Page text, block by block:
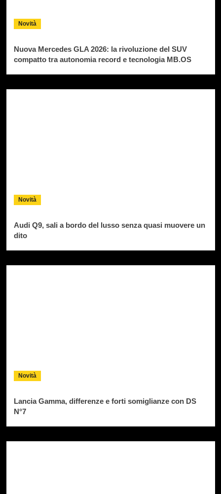
Novità
Nuova Mercedes GLA 2026: la rivoluzione del SUV
compatto tra autonomia record e tecnologia MB.OS
Novità
Audi Q9, sali a bordo del lusso senza quasi muovere un
dito
Novità
Lancia Gamma, differenze e forti somiglianze con DS
N°7